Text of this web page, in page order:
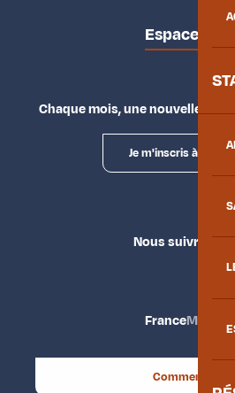
Espace
Chaque mois, une nouvelle
Je m'inscris à la
Nous suivre
France
Comment venir ?